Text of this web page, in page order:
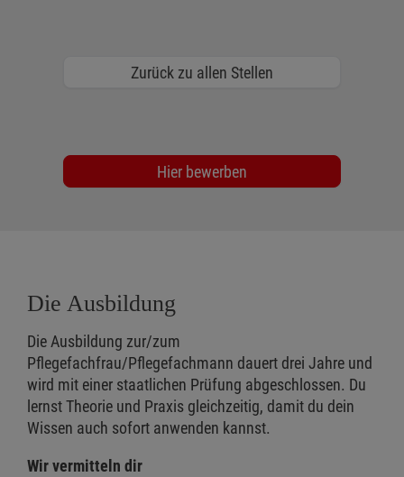
Zurück zu allen Stellen
Hier bewerben
Die Ausbildung
Die Ausbildung zur/zum
Pflegefachfrau/Pflegefachmann dauert drei Jahre und
wird mit einer staatlichen Prüfung abgeschlossen. Du
lernst Theorie und Praxis gleichzeitig, damit du dein
Wissen auch sofort anwenden kannst.
Wir vermitteln dir